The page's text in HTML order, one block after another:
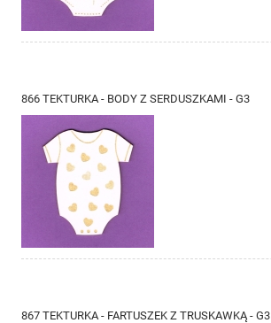
866 TEKTURKA - BODY Z SERDUSZKAMI - G3
867 TEKTURKA - FARTUSZEK Z TRUSKAWKĄ - G3